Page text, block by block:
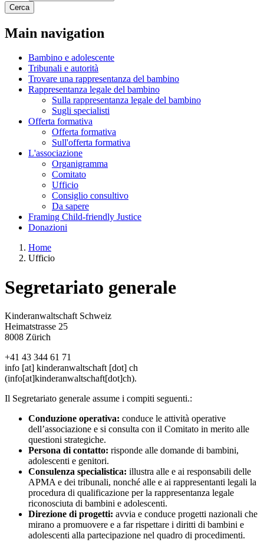
Cerca
Main navigation
Bambino e adolescente
Tribunali e autorità
Trovare una rappresentanza del bambino
Rappresentanza legale del bambino
Sulla rappresentanza legale del bambino
Sugli specialisti
Offerta formativa
Offerta formativa
Sull'offerta formativa
L'associazione
Organigramma
Comitato
Ufficio
Consiglio consultivo
Da sapere
Framing Child-friendly Justice
Donazioni
Home
Ufficio
Segretariato generale
Kinderanwaltschaft Schweiz
Heimatstrasse 25
8008 Zürich
+41 43 344 61 71
info [at] kinderanwaltschaft [dot] ch
(info[at]kinderanwaltschaft[dot]ch).
Il Segretariato generale assume i compiti seguenti.:
Conduzione operativa: conduce le attività operative
dell’associazione e si consulta con il Comitato in merito alle
questioni strategiche.
Persona di contatto: risponde alle domande di bambini,
adolescenti e genitori.
Consulenza specialistica: illustra alle e ai responsabili delle
APMA e dei tribunali, nonché alle e ai rappresentanti legali la
procedura di qualificazione per la rappresentanza legale
riconosciuta di bambini e adolescenti.
Direzione di progetti: avvia e conduce progetti nazionali che
mirano a promuovere e a far rispettare i diritti di bambini e
adolescenti alla partecipazione nel quadro di procedimenti.